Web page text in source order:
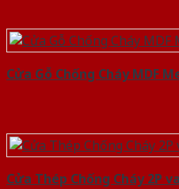
Cửa Gỗ Chống Cháy MDF
Cửa Thép Chống Cháy 2P